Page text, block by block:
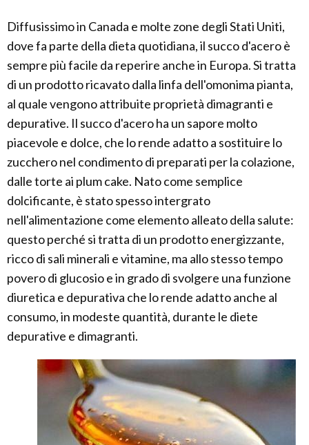
Diffusissimo in Canada e molte zone degli Stati Uniti,
dove fa parte della dieta quotidiana, il succo d'acero è
sempre più facile da reperire anche in Europa. Si tratta
di un prodotto ricavato dalla linfa dell'omonima pianta,
al quale vengono attribuite proprietà dimagranti e
depurative. Il succo d'acero ha un sapore molto
piacevole e dolce, che lo rende adatto a sostituire lo
zucchero nel condimento di preparati per la colazione,
dalle torte ai plum cake. Nato come semplice
dolcificante, è stato spesso intergrato
nell'alimentazione come elemento alleato della salute:
questo perché si tratta di un prodotto energizzante,
ricco di sali minerali e vitamine, ma allo stesso tempo
povero di glucosio e in grado di svolgere una funzione
diuretica e depurativa che lo rende adatto anche al
consumo, in modeste quantità, durante le diete
depurative e dimagranti.